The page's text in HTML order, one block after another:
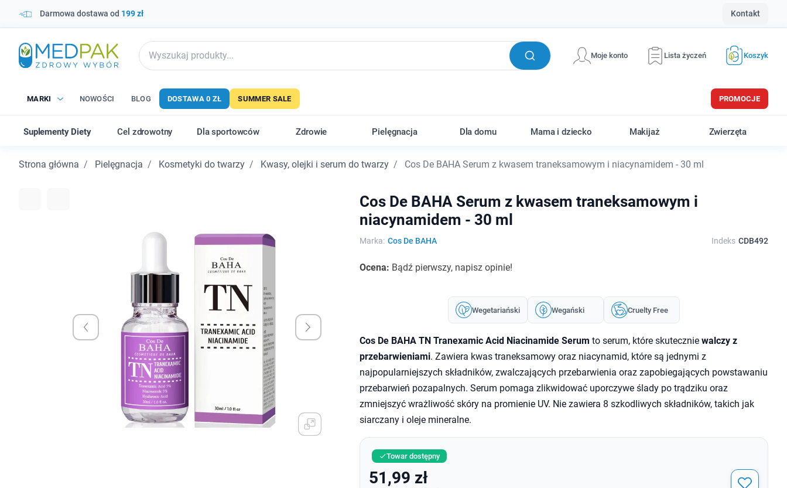
Darmowa dostawa od 199 zł Kontakt
Moje konto Lista życzeń Koszyk
MARKI NOWOŚCI BLOG DOSTAWA 0 ZŁ SUMMER SALE PROMOCJE
Suplementy Diety Cel zdrowotny Dla sportowców Zdrowie Pielęgnacja Dla domu Mama i dziecko Makijaż Zwierzęta
Strona główna Pielęgnacja Kosmetyki do twarzy Kwasy, olejki i serum do twarzy Cos De BAHA Serum z kwasem traneksamowym i niacynamidem - 30 ml
Cos De BAHA Serum z kwasem traneksamowym i
niacynamidem - 30 ml
Marka: Cos De BAHA Indeks CDB492
Ocena: Bądź pierwszy, napisz opinie!
Wegetariański Wegański Cruelty Free
Cos De BAHA TN Tranexamic Acid Niacinamide Serum to serum, które skutecznie walczy z
przebarwieniami. Zawiera kwas traneksamowy oraz niacynamid, które są jednymi z
najpopularniejszych składników, zwalczających przebarwienia oraz zapobiegających powstawaniu
przebarwień pozapalnych. Serum pomaga zlikwidować uporczywe ślady po trądziku oraz
zmniejszyć wrażliwość skóry na promienie UV. Nie zawiera 8 szkodliwych składników, takich jak
siarczany i oleje mineralne.
Towar dostępny
51,99 zł